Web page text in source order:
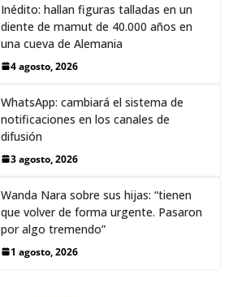
Inédito: hallan figuras talladas en un
diente de mamut de 40.000 años en
una cueva de Alemania
4 agosto, 2026
WhatsApp: cambiará el sistema de
notificaciones en los canales de
difusión
3 agosto, 2026
Wanda Nara sobre sus hijas: “tienen
que volver de forma urgente. Pasaron
por algo tremendo”
1 agosto, 2026